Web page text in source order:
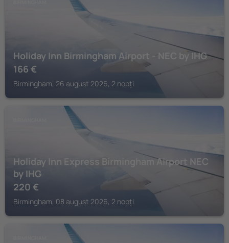
Holiday Inn Birmingham Airport - NEC by IHG
166 €
Birmingham, 26 august 2026, 2 nopți
Holiday Inn Express Birmingham Airport NEC
by IHG
220 €
Birmingham, 08 august 2026, 2 nopți